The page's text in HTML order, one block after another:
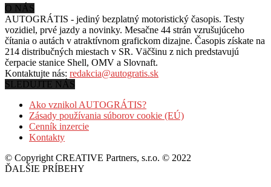
O NÁS
AUTOGRÁTIS - jediný bezplatný motoristický časopis. Testy
vozidiel, prvé jazdy a novinky. Mesačne 44 strán vzrušujúceho
čítania o autách v atraktívnom grafickom dizajne. Časopis získate na
214 distribučných miestach v SR. Väčšinu z nich predstavujú
čerpacie stanice Shell, OMV a Slovnaft.
Kontaktujte nás: redakcia@autogratis.sk
SLEDUJTE NÁS
Ako vznikol AUTOGRÁTIS?
Zásady používania súborov cookie (EÚ)
Cenník inzercie
Kontakty
© Copyright CREATIVE Partners, s.r.o. © 2022
ĎALŠIE PRÍBEHY